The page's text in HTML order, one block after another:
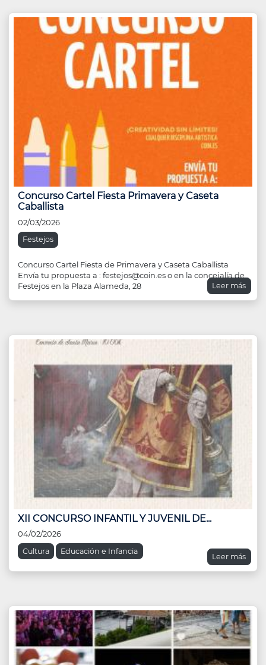
Concurso Cartel Fiesta Primavera y Caseta
Caballista
02/03/2026
Festejos
Concurso Cartel Fiesta de Primavera y Caseta Caballista
Envía tu propuesta a : festejos@coin.es o en la concejalía de
Festejos en la Plaza Alameda, 28
Leer más
XII CONCURSO INFANTIL Y JUVENIL DE...
04/02/2026
Cultura Educación e Infancia
Leer más